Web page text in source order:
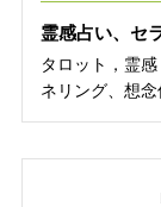
霊感占い、セ
タロット，霊
ネリング、想